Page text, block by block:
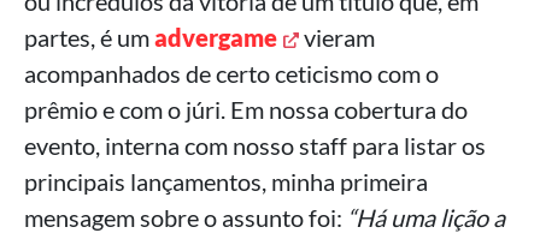
partes, é umadvergame
vieram
acompanhados de certo ceticismo com o
prêmio e com o júri. Em nossa cobertura do
evento, interna com nosso staff para listar os
principais lançamentos, minha primeira
mensagem sobre o assunto foi: “Há uma lição a